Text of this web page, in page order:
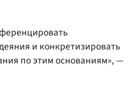
и конкретизировать
по этим основаниям», —